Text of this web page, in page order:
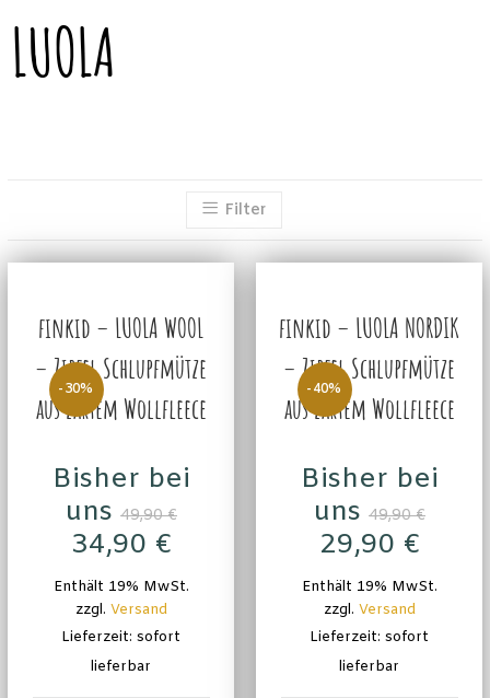
LUOLA
Filter
-30%
finkid – LUOLA WOOL
– Zipfel Schlupfmütze
aus zartem Wollfleece
Bisher bei
uns 49,90€
34,90 €
Enthält 19% MwSt.
zzgl. Versand
Lieferzeit: sofort
lieferbar
-40%
finkid – LUOLA NORDIK
– Zipfel Schlupfmütze
aus zartem Wollfleece
Bisher bei
uns 49,90€
29,90 €
Enthält 19% MwSt.
zzgl. Versand
Lieferzeit: sofort
lieferbar